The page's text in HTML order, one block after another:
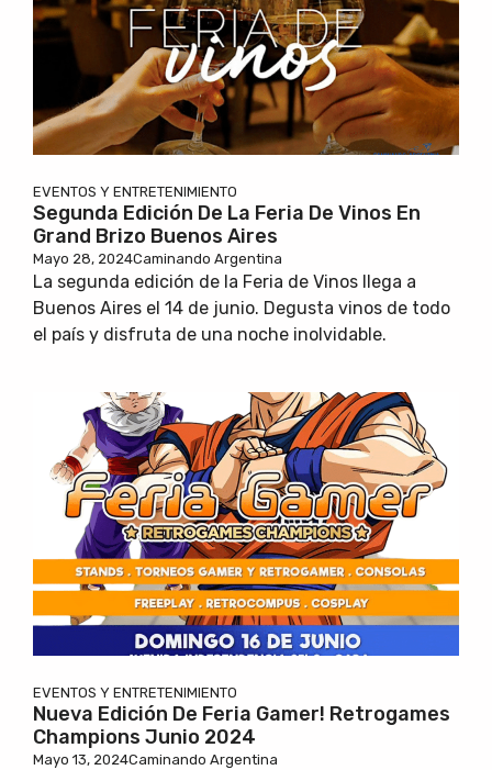
EVENTOS Y ENTRETENIMIENTO
Segunda Edición De La Feria De Vinos En
Grand Brizo Buenos Aires
Mayo 28, 2024Caminando Argentina
La segunda edición de la Feria de Vinos llega a
Buenos Aires el 14 de junio. Degusta vinos de todo
el país y disfruta de una noche inolvidable.
EVENTOS Y ENTRETENIMIENTO
Nueva Edición De Feria Gamer! Retrogames
Champions Junio 2024
Mayo 13, 2024Caminando Argentina